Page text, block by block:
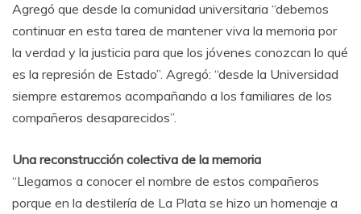
Agregó que desde la comunidad universitaria “debemos
continuar en esta tarea de mantener viva la memoria por
la verdad y la justicia para que los jóvenes conozcan lo qué
es la represión de Estado”. Agregó: “desde la Universidad
siempre estaremos acompañando a los familiares de los
compañeros desaparecidos”.
Una reconstrucción colectiva de la memoria
“Llegamos a conocer el nombre de estos compañeros
porque en la destilería de La Plata se hizo un homenaje a